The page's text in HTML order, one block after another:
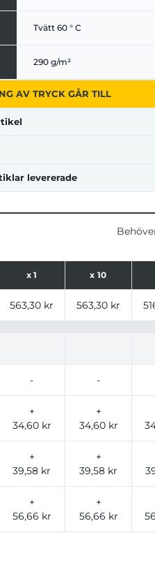
Tvätt 60 ° C
290 g/m²
AV TRYCK GÅR TILL
levererade
x1 x 10
563,30 kr 563,30 kr
- -
+
34,60 kr
+
34,60 kr
+
39,58 kr
+
39,58 kr
+
56,66 kr
+
56,66 kr